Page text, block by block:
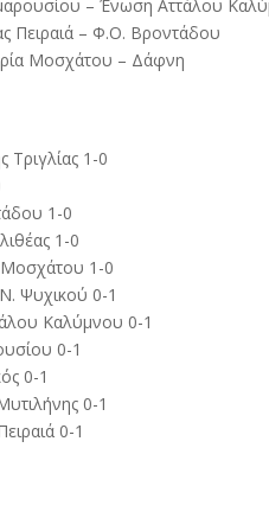
– Ένωση Αττάλου
Πειραιά – Φ.Ο. Βροντάδου
Μοσχάτου – Δάφνη
Τριγλίας 1-0
1-0
1-0
Μοσχάτου 1-0
Ψυχικού 0-1
Καλύμνου 0-1
0-1
0-1
0-1
0-1